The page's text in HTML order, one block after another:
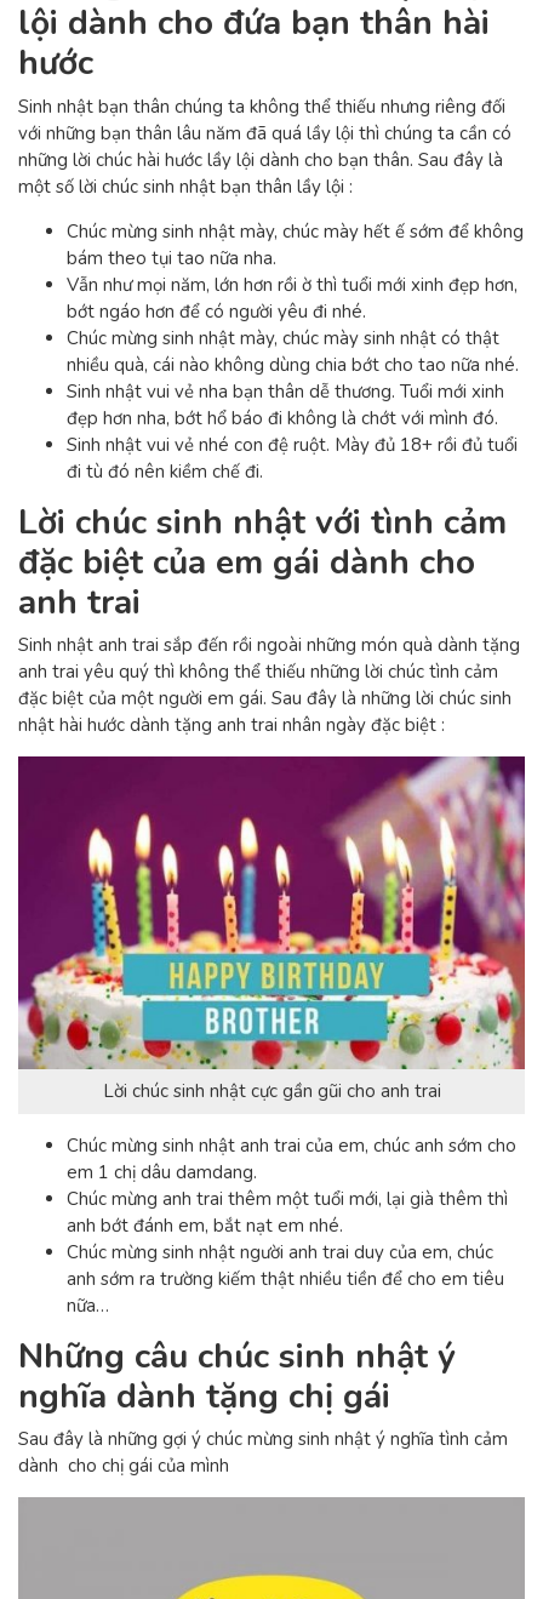
lội dành cho đứa bạn thân hài
hước
Sinh nhật bạn thân chúng ta không thể thiếu nhưng riêng đối
với những bạn thân lâu năm đã quá lầy lội thì chúng ta cần có
những lời chúc hài hước lầy lội dành cho bạn thân. Sau đây là
một số lời chúc sinh nhật bạn thân lầy lội :
Chúc mừng sinh nhật mày, chúc mày hết ế sớm để không
bám theo tụi tao nữa nha.
Vẫn như mọi năm, lớn hơn rồi ờ thì tuổi mới xinh đẹp hơn,
bớt ngáo hơn để có người yêu đi nhé.
Chúc mừng sinh nhật mày, chúc mày sinh nhật có thật
nhiều quà, cái nào không dùng chia bớt cho tao nữa nhé.
Sinh nhật vui vẻ nha bạn thân dễ thương. Tuổi mới xinh
đẹp hơn nha, bớt hổ báo đi không là chớt với mình đó.
Sinh nhật vui vẻ nhé con đệ ruột. Mày đủ 18+ rồi đủ tuổi
đi tù đó nên kiềm chế đi.
Lời chúc sinh nhật với tình cảm
đặc biệt của em gái dành cho
anh trai
Sinh nhật anh trai sắp đến rồi ngoài những món quà dành tặng
anh trai yêu quý thì không thể thiếu những lời chúc tình cảm
đặc biệt của một người em gái. Sau đây là những lời chúc sinh
nhật hài hước dành tặng anh trai nhân ngày đặc biệt :
Lời chúc sinh nhật cực gần gũi cho anh trai
Chúc mừng sinh nhật anh trai của em, chúc anh sớm cho
em 1 chị dâu damdang.
Chúc mừng anh trai thêm một tuổi mới, lại già thêm thì
anh bớt đánh em, bắt nạt em nhé.
Chúc mừng sinh nhật người anh trai duy của em, chúc
anh sớm ra trường kiếm thật nhiều tiền để cho em tiêu
nữa…
Những câu chúc sinh nhật ý
nghĩa dành tặng chị gái
Sau đây là những gợi ý chúc mừng sinh nhật ý nghĩa tình cảm
dành cho chị gái của mình